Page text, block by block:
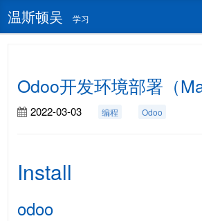
温斯顿吴 学习
Odoo开发环境部署（
2022-03-03 编程 Odoo
Install
odoo